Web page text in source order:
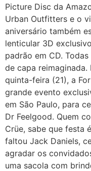
Picture Disc da
Urban Outfitters e o
aniversário também
lenticular 3D
padrão em CD.
de capa reimaginada.
quinta-feira (21), a
grande evento
em São Paulo, para
Dr Feelgood. Quem
Crüe, sabe que festa
faltou Jack Daniels,
agradar os
uma sacola com